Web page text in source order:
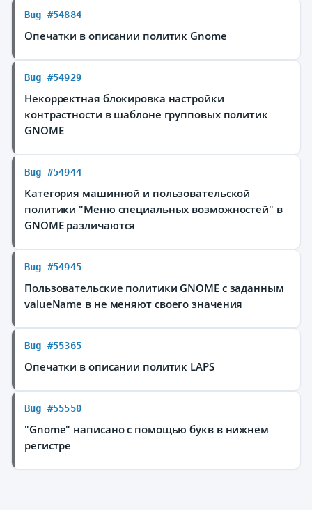
Bug #54884
Опечатки в описании политик Gnome
Bug #54929
Некорректная блокировка настройки
контрастности в шаблоне групповых политик
GNOME
Bug #54944
Категория машинной и пользовательской
политики "Меню специальных возможностей" в
GNOME различаются
Bug #54945
Пользовательские политики GNOME с заданным
valueName в не меняют своего значения
Bug #55365
Опечатки в описании политик LAPS
Bug #55550
"Gnome" написано с помощью букв в нижнем
регистре